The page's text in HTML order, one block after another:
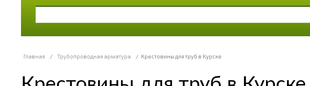
Главная / Трубопроводная арматура / Крестовины для труб в Курске